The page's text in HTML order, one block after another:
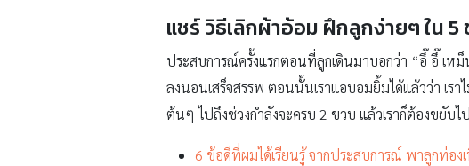
แชร์ วิธีเลิกผ้าอ้อม ฝึกลูกง่ายๆ ใน
ประสบการณ์ครั้งแรกตอนที่ลูกเดินมาบอกว่า “อึ๊ อึ๊ เห
ลงนอนเสร็จสรรพ ตอนนั้นเราแอบอมยิ้มได้แล้วว่า เร
ต้นๆ ไปถึงช่วงกำลังจะครบ 2 ขวบ แล้วเราก็ต้องขยับ
6 ข้อดีที่ผมได้เรียนรู้ จากประสบการณ์ พาลูกท่อง